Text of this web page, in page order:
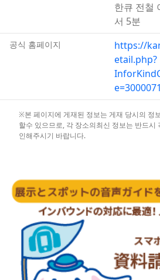
한큐 전철
서 5분
공식 홈페이지
https://
etail.php?
e=3000071
※본 페이지에 게재된 정보는 게재 당시의 정
할수 있으므로, 각 장소의최신 정보는 반드시
인해주시기 바랍니다.